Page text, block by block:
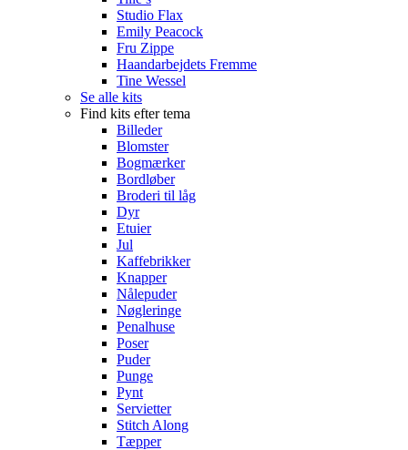
Studio Flax
Emily Peacock
Fru Zippe
Haandarbejdets Fremme
Tine Wessel
Se alle kits
Find kits efter tema
Billeder
Blomster
Bogmærker
Bordløber
Broderi til låg
Dyr
Etuier
Jul
Kaffebrikker
Knapper
Nålepuder
Nøgleringe
Penalhuse
Poser
Puder
Punge
Pynt
Servietter
Stitch Along
Tæpper